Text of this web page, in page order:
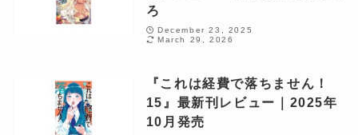
ろ
December 23, 2025
March 29, 2026
『これは経費で落ちません！
15』最新刊レビュー｜2025年
10月発売